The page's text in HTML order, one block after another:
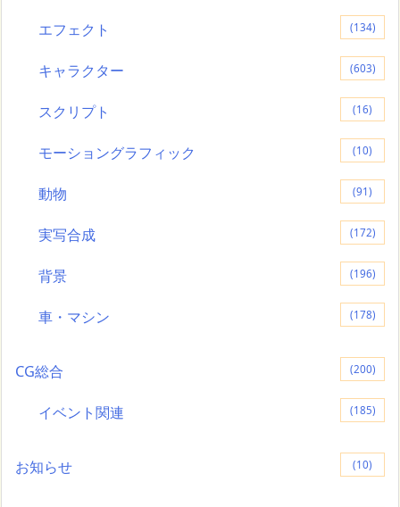
エフェクト (134)
キャラクター (603)
スクリプト (16)
モーショングラフィック (10)
動物 (91)
実写合成 (172)
背景 (196)
車・マシン (178)
CG総合 (200)
イベント関連 (185)
お知らせ (10)